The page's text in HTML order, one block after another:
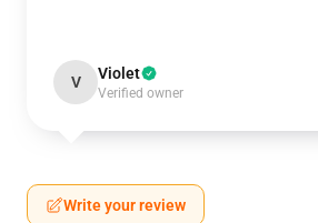
V Violet
Verified owner
Write your review